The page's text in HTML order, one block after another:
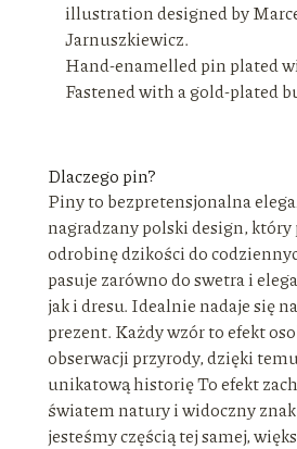
illustration designed by
Jarnuszkiewicz.
Hand-enamelled pin plated
Fastened with a gold-plated
Dlaczego pin?
Piny to bezpretensjonalna
nagradzany polski design, który
odrobinę dzikości do
pasuje zarówno do swetra i
jak i dresu. Idealnie nadaje się
prezent. Każdy wzór to efekt
obserwacji przyrody, dzięki
unikatową historię To efekt
światem natury i widoczny
jesteśmy częścią tej samej,